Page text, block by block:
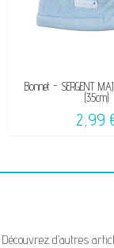
Bonnet - SERGENT
(35cm)
2,99
Découvrez d’autres